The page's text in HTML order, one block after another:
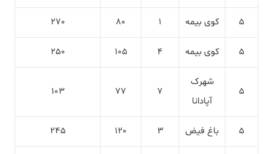
5 کوی بیمه 1
80
270
5 کوی بیمه 4
105
250
5
شهرک
آپادانا
7
77
103
5 باغ فیض 3
120
245